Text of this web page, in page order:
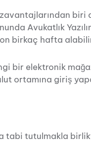
biri
Avukatlık
birkaç hafta
bir elektronik
ortamına giriş
tabi tutulmakla